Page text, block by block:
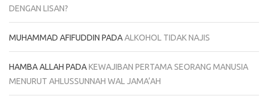
DENGAN LISAN?
MUHAMMAD AFIFUDDIN PADAALKOHOL TIDAK NAJIS
HAMBA ALLAH PADAKEWAJIBAN PERTAMA SEORANG MANUSIA
MENURUT AHLUSSUNNAH WAL JAMA’AH